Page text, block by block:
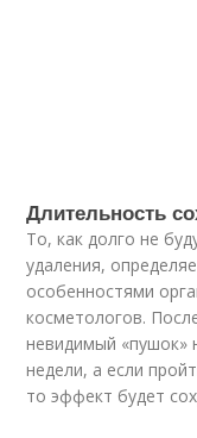
Длительность
То, как долго не
удаления,
особенностями
косметологов.
невидимый «пушок»
недели, а если
то эффект будет